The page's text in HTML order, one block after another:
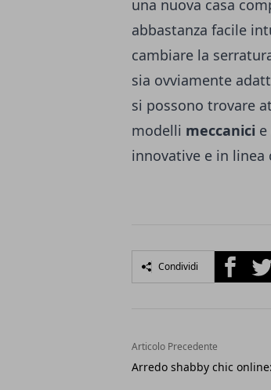
una nuova casa
abbastanza facile
cambiare la
sia ovviamente
si possono trovare
modelli meccanici
innovative e in
Condividi Facebook
Articolo Precedente
Arredo shabby chic